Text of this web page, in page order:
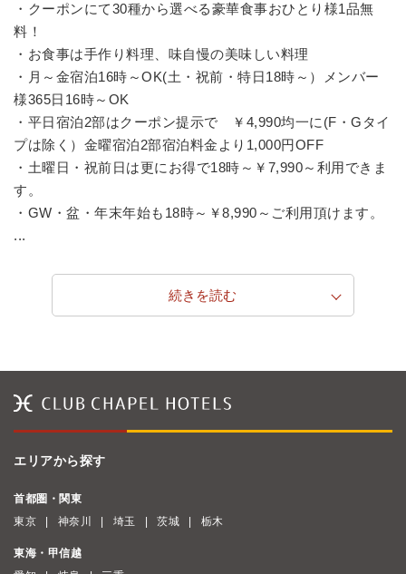
・クーポンにて30種から選べる豪華食事おひとり様1品無
料！
・お食事は手作り料理、味自慢の美味しい料理
・月～金宿泊16時～OK(土・祝前・特日18時～）メンバー
様365日16時～OK
・平日宿泊2部はクーポン提示で ￥4,990均一に(F・Gタイ
プは除く）金曜宿泊2部宿泊料金より1,000円OFF
・土曜日・祝前日は更にお得で18時～￥7,990～利用できま
す。
・GW・盆・年末年始も18時～￥8,990～ご利用頂けます。
...
続きを読む
エリアから探す
首都圏・関東
東京
神奈川 埼玉 茨城 栃木
東海・甲信越